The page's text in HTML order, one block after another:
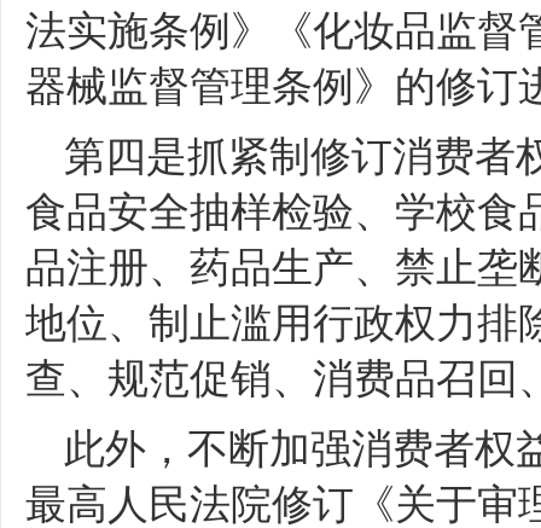
法实施条例》《化妆品监督
器械监督管理条例》的修订
第四是抓紧制修订消费者
食品安全抽样检验、学校食
品注册、药品生产、禁止垄
地位、制止滥用行政权力排
查、规范促销、消费品召回
此外，不断加强消费者权
最高人民法院修订《关于审